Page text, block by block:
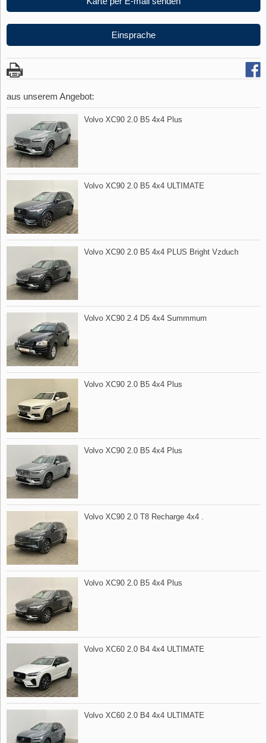
Einsprache
aus unserem Angebot:
Volvo XC90 2.0 B5 4x4 Plus
Volvo XC90 2.0 B5 4x4 ULTIMATE
Volvo XC90 2.0 B5 4x4 PLUS Bright Vzduch
Volvo XC90 2.4 D5 4x4 Summmum
Volvo XC90 2.0 B5 4x4 Plus
Volvo XC90 2.0 B5 4x4 Plus
Volvo XC90 2.0 T8 Recharge 4x4 .
Volvo XC90 2.0 B5 4x4 Plus
Volvo XC60 2.0 B4 4x4 ULTIMATE
Volvo XC60 2.0 B4 4x4 ULTIMATE